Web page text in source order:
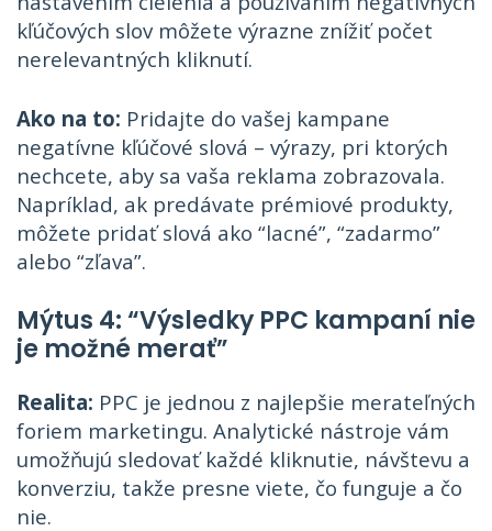
kľúčových slov môžete výrazne znížiť počet
nerelevantných kliknutí.
Ako na to: Pridajte do vašej kampane
negatívne kľúčové slová – výrazy, pri ktorých
nechcete, aby sa vaša reklama zobrazovala.
Napríklad, ak predávate prémiové produkty,
môžete pridať slová ako “lacné”, “zadarmo”
alebo “zľava”.
Mýtus 4: “Výsledky PPC kampaní nie
je možné merať”
Realita: PPC je jednou z najlepšie merateľných
foriem marketingu. Analytické nástroje vám
umožňujú sledovať každé kliknutie, návštevu a
konverziu, takže presne viete, čo funguje a čo
nie.